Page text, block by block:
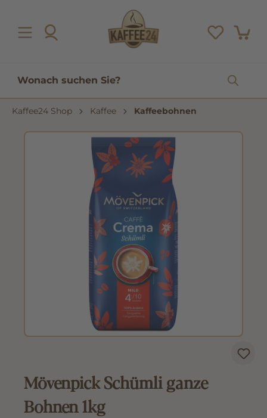
Kaffee24 Shop Kaffee Kaffeebohnen
Mövenpick Schümli ganze
Bohnen 1kg